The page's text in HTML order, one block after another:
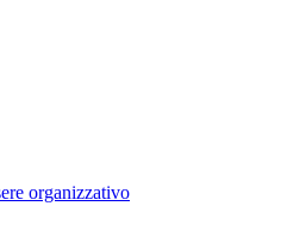
organizzativo